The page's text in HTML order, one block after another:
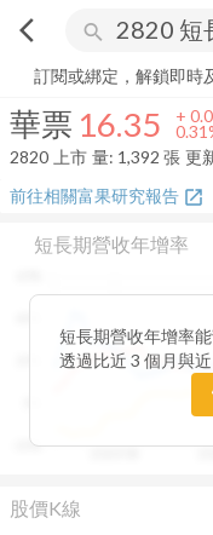
arrow_back_ios search
華票 16.35+ 0.31%
訂閱或綁定，解鎖即時
華票 16.35 +
2820 上市 量: 1,392 張 更
前往相關富果研究報告 open_in_new
短長期營收年增率
-20%
短長期營收年增率
透過比近 3 個月與
一眼看出短期成長
始超越長期平均，
股價K線